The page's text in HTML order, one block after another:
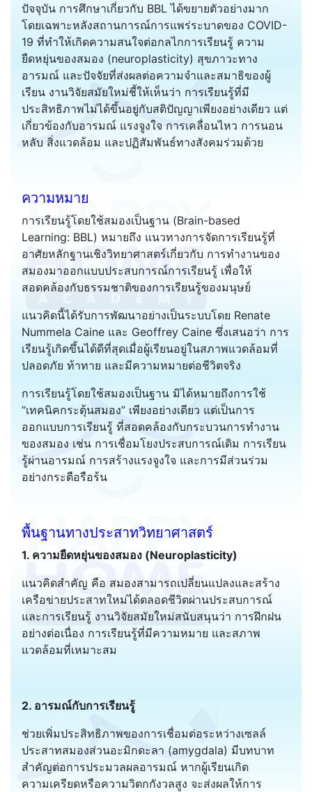
ปัจจุบัน การศึกษาเกี่ยวกับ BBL ได้ขยายตัวอย่างมาก
โดยเฉพาะหลังสถานการณ์การแพร่ระบาดของ COVID-
19 ที่ทำให้เกิดความสนใจต่อกลไกการเรียนรู้ ความ
ยืดหยุ่นของสมอง (neuroplasticity) สุขภาวะทาง
อารมณ์ และปัจจัยที่ส่งผลต่อความจำและสมาธิของผู้
เรียน งานวิจัยสมัยใหม่ชี้ให้เห็นว่า การเรียนรู้ที่มี
ประสิทธิภาพไม่ได้ขึ้นอยู่กับสติปัญญาเพียงอย่างเดียว แต่
เกี่ยวข้องกับอารมณ์ แรงจูงใจ การเคลื่อนไหว การนอน
หลับ สิ่งแวดล้อม และปฏิสัมพันธ์ทางสังคมร่วมด้วย
ความหมาย
การเรียนรู้โดยใช้สมองเป็นฐาน (Brain-based
Learning: BBL) หมายถึง แนวทางการจัดการเรียนรู้ที่
อาศัยหลักฐานเชิงวิทยาศาสตร์เกี่ยวกับ การทำงานของ
สมองมาออกแบบประสบการณ์การเรียนรู้ เพื่อให้
สอดคล้องกับธรรมชาติของการเรียนรู้ของมนุษย์
แนวคิดนี้ได้รับการพัฒนาอย่างเป็นระบบโดย Renate
Nummela Caine และ Geoffrey Caine ซึ่งเสนอว่า การ
เรียนรู้เกิดขึ้นได้ดีที่สุดเมื่อผู้เรียนอยู่ในสภาพแวดล้อมที่
ปลอดภัย ท้าทาย และมีความหมายต่อชีวิตจริง
การเรียนรู้โดยใช้สมองเป็นฐาน มิได้หมายถึงการใช้
“เทคนิคกระตุ้นสมอง” เพียงอย่างเดียว แต่เป็นการ
ออกแบบการเรียนรู้ ที่สอดคล้องกับกระบวนการทำงาน
ของสมอง เช่น การเชื่อมโยงประสบการณ์เดิม การเรียน
รู้ผ่านอารมณ์ การสร้างแรงจูงใจ และการมีส่วนร่วม
อย่างกระตือรือร้น
พื้นฐานทางประสาทวิทยาศาสตร์
1. ความยืดหยุ่นของสมอง (Neuroplasticity)
แนวคิดสำคัญ คือ สมองสามารถเปลี่ยนแปลงและสร้าง
เครือข่ายประสาทใหม่ได้ตลอดชีวิตผ่านประสบการณ์
และการเรียนรู้ งานวิจัยสมัยใหม่สนับสนุนว่า การฝึกฝน
อย่างต่อเนื่อง การเรียนรู้ที่มีความหมาย และสภาพ
แวดล้อมที่เหมาะสม
2. อารมณ์กับการเรียนรู้
ช่วยเพิ่มประสิทธิภาพของการเชื่อมต่อระหว่างเซลล์
ประสาทสมองส่วนอะมิกดะลา (amygdala) มีบทบาท
สำคัญต่อการประมวลผลอารมณ์ หากผู้เรียนเกิด
ความเครียดหรือความวิตกกังวลสูง จะส่งผลให้การ